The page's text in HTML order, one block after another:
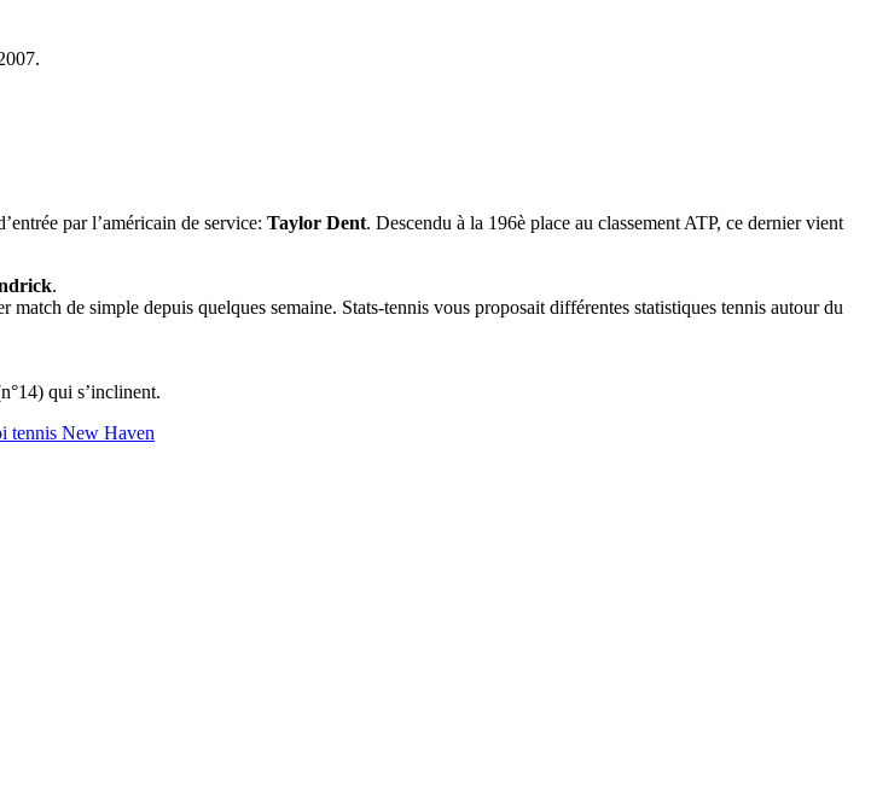
par l’américain de service: Taylor Dent. Descendu à la 196è place au classement ATP, ce dernier vient
.
match de simple depuis quelques semaine. Stats-tennis vous proposait différentes statistiques tennis autour du
qui s’inclinent.
tennis New Haven